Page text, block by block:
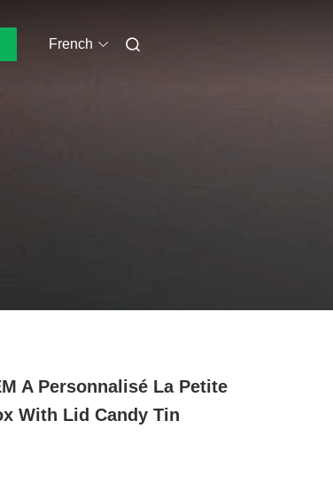
French
A Personnalisé La Petite
With Lid Candy Tin